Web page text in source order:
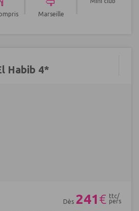
Marseille
Habib 4*
Dès 241€ ttc/
pers